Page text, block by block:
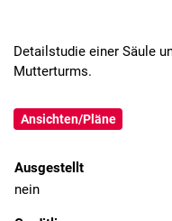
Detailstudie einer Säule
Mutterturms.
Ansichten/Pläne
Ausgestellt
nein